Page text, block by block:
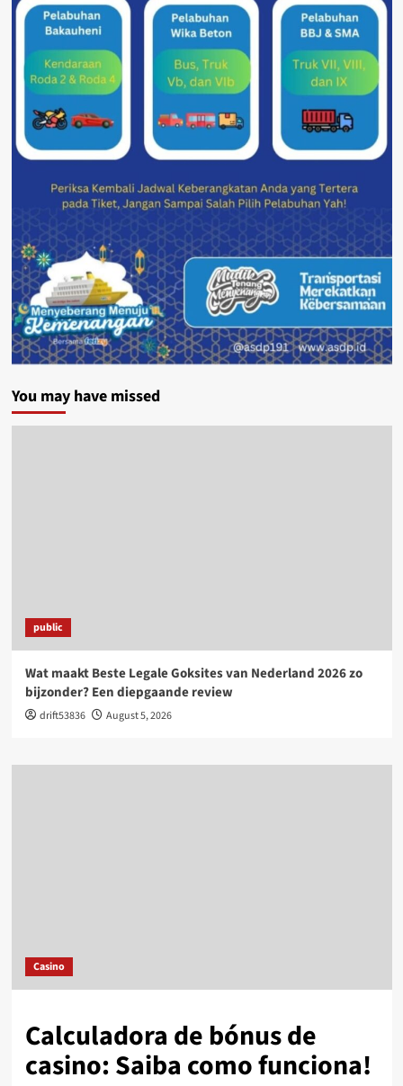
You may have missed
public
Wat maakt Beste Legale Goksites van Nederland 2026 zo
bijzonder? Een diepgaande review
drift53836 August 5, 2026
Casino
Calculadora de bónus de
casino: Saiba como funciona!